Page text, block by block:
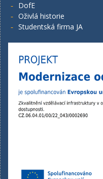
DofE
Oživlá historie
Studentská firma JA